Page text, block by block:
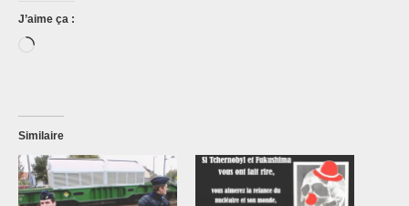
J’aime ça :
Chargement…
Similaire